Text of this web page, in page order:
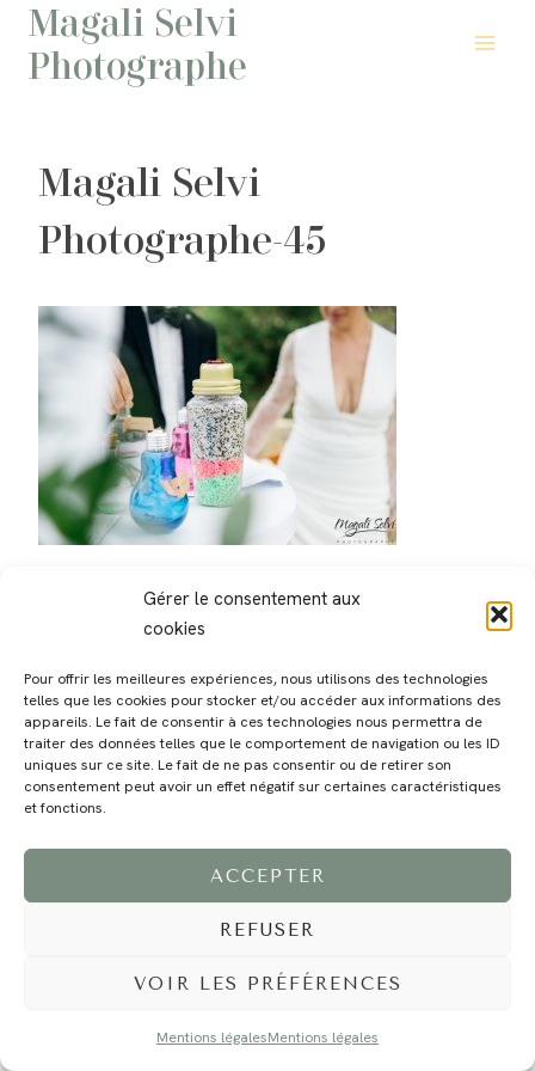
Gérer le consentement aux
cookies
Pour offrir les meilleures expériences, nous utilisons des technologies
telles que les cookies pour stocker et/ou accéder aux informations des
appareils. Le fait de consentir à ces technologies nous permettra de
traiter des données telles que le comportement de navigation ou les ID
uniques sur ce site. Le fait de ne pas consentir ou de retirer son
consentement peut avoir un effet négatif sur certaines caractéristiques
et fonctions.
ACCEPTER
REFUSER
VOIR LES PRÉFÉRENCES
Mentions légalesMentions légales
Aller
contenu
Magali Selvi
Photographe
Magali Selvi
Photographe-45
MAGALI PRESTATIONS YOGA VOYAGE BLOG CONTACT
©2024 EI Magali Selvi - Photographe Famille et Mariage - Nice - Côte d'Azur -